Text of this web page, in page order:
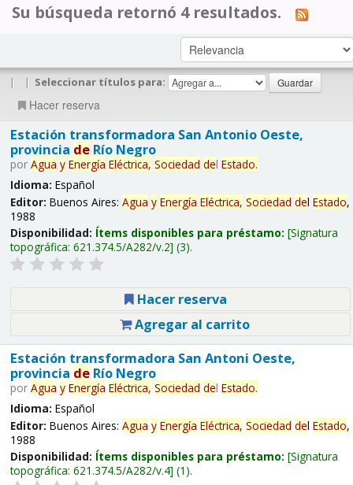
Su búsqueda retornó 4 resultados.
| | Seleccionar títulos para:
Hacer reserva
Estación transformadora San Antonio Oeste,
provincia deRío Negro
por Agua y Energía Eléctrica, Sociedad del Estado.
Idioma: Español
Editor: Buenos Aires: Agua y Energía Eléctrica, Sociedad del Estado,
1988
Disponibilidad: Ítems disponibles para préstamo: Signatura
topográfica: 621.374.5/A282/v.2 (3).
Hacer reserva
Agregar al carrito
Estación transformadora San Antoni Oeste,
provincia deRío Negro
por Agua y Energía Eléctrica, Sociedad del Estado.
Idioma: Español
Editor: Buenos Aires: Agua y Energía Eléctrica, Sociedad del Estado,
1988
Disponibilidad: Ítems disponibles para préstamo: Signatura
topográfica: 621.374.5/A282/v.4 (1).